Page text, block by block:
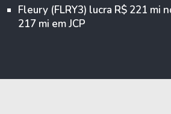
Fleury (FLRY3) lucra R$ 221 mi
217 mi em JCP